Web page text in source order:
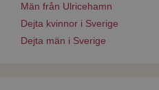
Män från Ulricehamn
Dejta kvinnor i Sverige
Dejta män i Sverige